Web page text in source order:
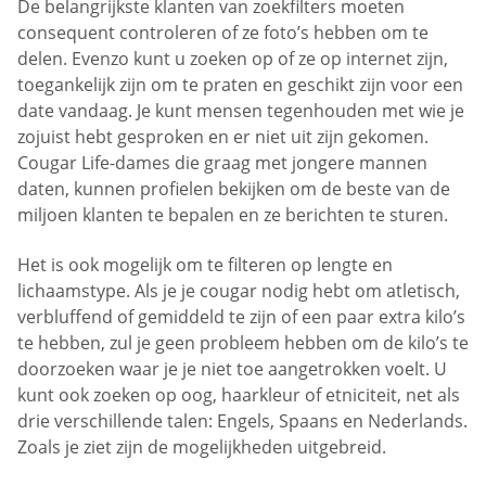
De belangrijkste klanten van zoekfilters moeten
consequent controleren of ze foto’s hebben om te
delen. Evenzo kunt u zoeken op of ze op internet zijn,
toegankelijk zijn om te praten en geschikt zijn voor een
date vandaag. Je kunt mensen tegenhouden met wie je
zojuist hebt gesproken en er niet uit zijn gekomen.
Cougar Life-dames die graag met jongere mannen
daten, kunnen profielen bekijken om de beste van de
miljoen klanten te bepalen en ze berichten te sturen.
Het is ook mogelijk om te filteren op lengte en
lichaamstype. Als je je cougar nodig hebt om atletisch,
verbluffend of gemiddeld te zijn of een paar extra kilo’s
te hebben, zul je geen probleem hebben om de kilo’s te
doorzoeken waar je je niet toe aangetrokken voelt. U
kunt ook zoeken op oog, haarkleur of etniciteit, net als
drie verschillende talen: Engels, Spaans en Nederlands.
Zoals je ziet zijn de mogelijkheden uitgebreid.